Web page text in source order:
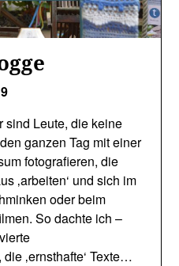
sind Leute, die keine
ganzen Tag mit einer
fotografieren, die
‚arbeiten‘ und sich im
oder beim
So dachte ich –
‚ernsthafte‘ Texte…